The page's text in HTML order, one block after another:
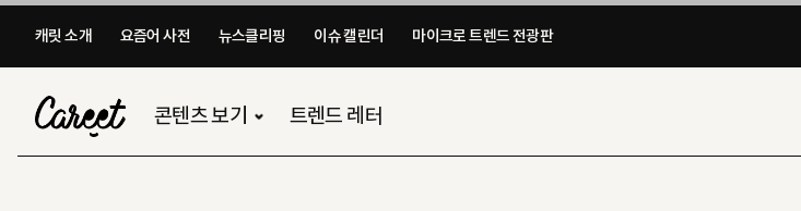
캐릿 소개 요즘어 사전 뉴스클리핑 이슈 캘린더 마이크로 트렌드 전광판​
콘텐츠 보기 트렌드 레터